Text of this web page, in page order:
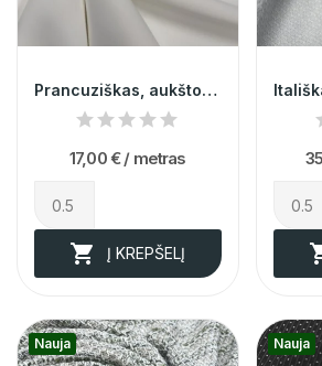
Prancuziškas, aukštos kokybės, pieno spalvos...
17,00 € / metras
 Į KREPŠELĮ
Nauja Nauja